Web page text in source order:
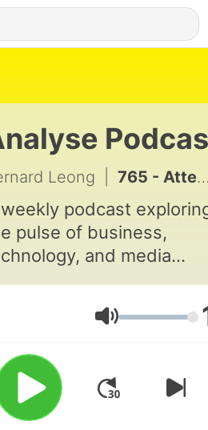
Leong 765 - Attention Is the Scarce Resource, Not Creativity in the Age of AI with Steve Clayton
podcast
pulse of business,
and media
the show features
conversations with
and
on the ideas and
shaping global
音量